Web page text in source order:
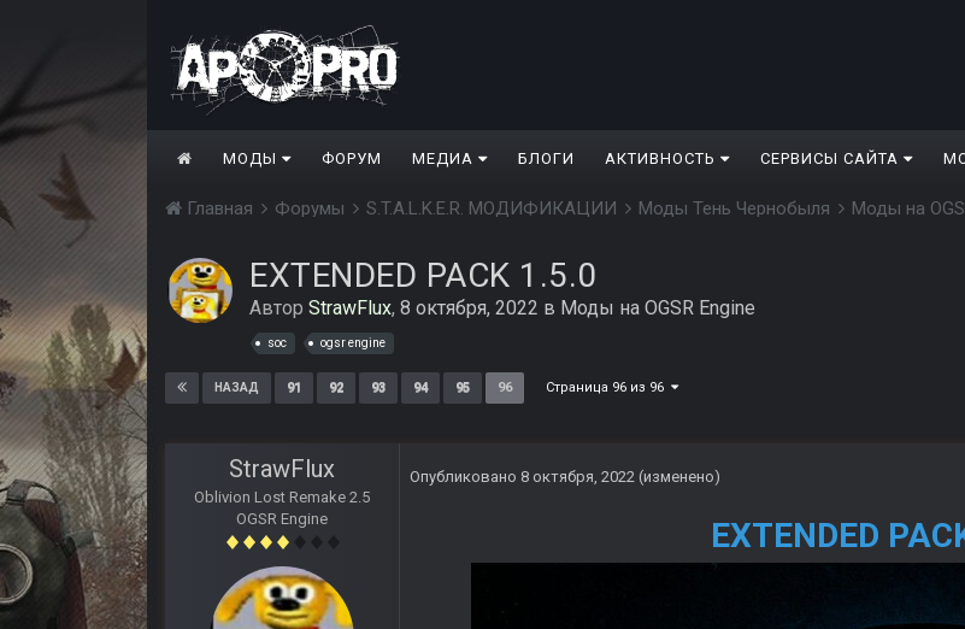
МОДЫ ФОРУМ МЕДИА БЛОГИ АКТИВНОСТЬ СЕРВИСЫ САЙТА
Главная Форумы S.T.A.L.K.E.R. МОДИФИКАЦИИ Моды Тень Чернобыля Моды на
EXTENDED PACK 1.5.0
Автор StrawFlux, 8 октября, 2022 в Моды на OGSR Engine
soc ogsr engine
НАЗАД 91 92 93 94 95 96 Страница 96 из 96
StrawFlux
Oblivion Lost Remake 2.5
OGSR Engine
Опубликовано 8 октября, 2022 (изменено)
EXTENDED